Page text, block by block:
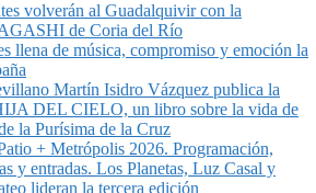
volverán al Guadalquivir con la
de Coria del Río
llena de música, compromiso y emoción la
Martín Isidro Vázquez publica la
DEL CIELO, un libro sobre la vida de
la Purísima de la Cruz
+ Metrópolis 2026. Programación,
y entradas. Los Planetas, Luz Casal y
lideran la tercera edición